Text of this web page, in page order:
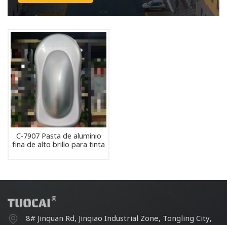
C-7907 Pasta de aluminio
fina de alto brillo para tinta
8# Jinquan Rd, Jinqiao Industrial Zone, Tongling City,